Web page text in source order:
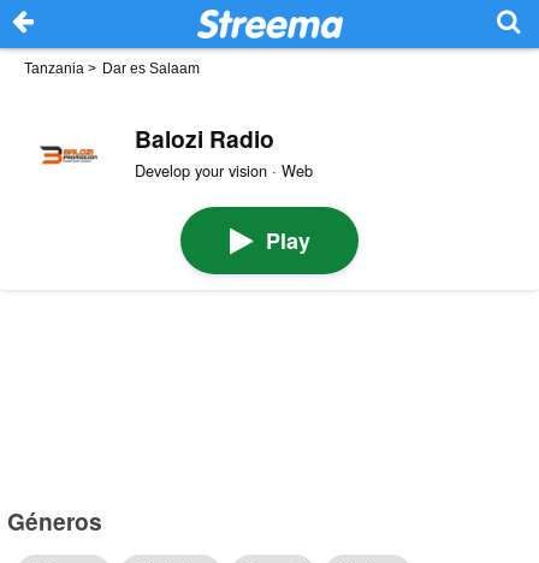
Tanzania > Dar es Salaam
Balozi Radio
Develop your vision · Web
Play
Géneros